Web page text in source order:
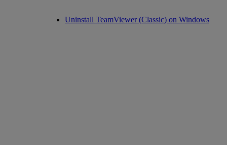
Uninstall TeamViewer (Classic) on Windows